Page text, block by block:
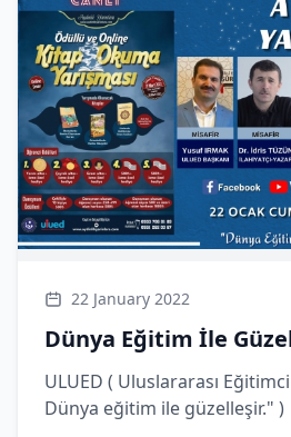
22 January 2022
Dünya Eğitim İle
ULUED ( Uluslararası
Dünya eğitim ile güzelleşir." )